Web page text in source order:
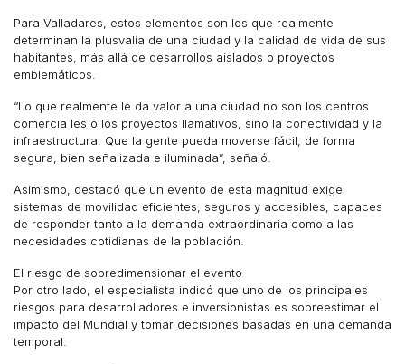
Para Valladares, estos elementos son los que realmente
determinan la plusvalía de una ciudad y la calidad de vida de sus
habitantes, más allá de desarrollos aislados o proyectos
emblemáticos.
“Lo que realmente le da valor a una ciudad no son los centros
comercia les o los proyectos llamativos, sino la conectividad y la
infraestructura. Que la gente pueda moverse fácil, de forma
segura, bien señalizada e iluminada”, señaló.
Asimismo, destacó que un evento de esta magnitud exige
sistemas de movilidad eficientes, seguros y accesibles, capaces
de responder tanto a la demanda extraordinaria como a las
necesidades cotidianas de la población.
El riesgo de sobredimensionar el evento
Por otro lado, el especialista indicó que uno de los principales
riesgos para desarrolladores e inversionistas es sobreestimar el
impacto del Mundial y tomar decisiones basadas en una demanda
temporal.